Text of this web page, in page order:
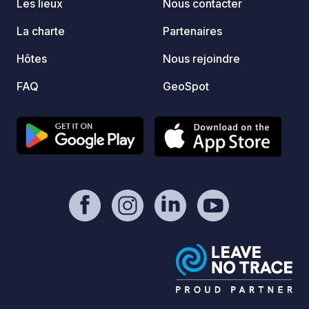
Les lieux
La charte
Hôtes
FAQ
Nous contacter
Partenaires
Nous rejoindre
GeoSpot